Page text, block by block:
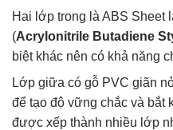
Hai lớp trong là ABS Sheet
(Acrylonitrile Butadiene
biệt khác nên có khả năng
Lớp giữa có gỗ PVC giãn
để tạo độ vững chắc và bắt
được xếp thành nhiều lớp